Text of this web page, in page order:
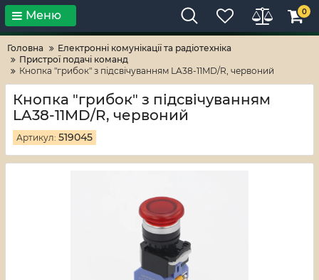
Тільки високі технології! RV-ZAFT
Меню 0
Головна
Електронні комунікації та радіотехніка
Пристрої подачі команд
Кнопка "грибок" з підсвічуванням LA38-11MD/R, червоний
Кнопка "грибок" з підсвічуванням
LA38-11MD/R, червоний
Артикул: 519045